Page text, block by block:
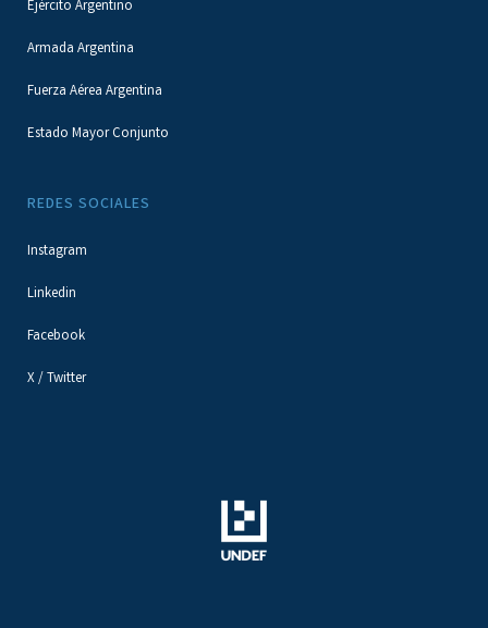
Ejército Argentino
Armada Argentina
Fuerza Aérea Argentina
Estado Mayor Conjunto
REDES SOCIALES
Instagram
Linkedin
Facebook
X / Twitter